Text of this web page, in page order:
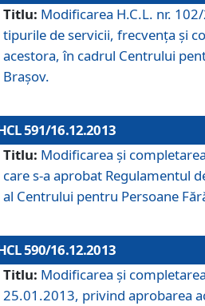
Titlu: Modificarea H.C.L. nr.
tipurile de servicii, frecvenţa şi
acestora, în cadrul Centrului
Braşov.
591/16.12.2013
Titlu: Modificarea şi
care s-a aprobat Regulamentul
al Centrului pentru Persoane
590/16.12.2013
Titlu: Modificarea şi
25.01.2013, privind aprobarea